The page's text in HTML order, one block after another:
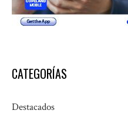
CATEGORÍAS
Destacados